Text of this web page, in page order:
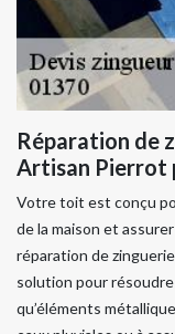
Réparation de
Artisan Pierrot
Votre toit est conçu
de la maison et
réparation de
solution pour
qu’éléments